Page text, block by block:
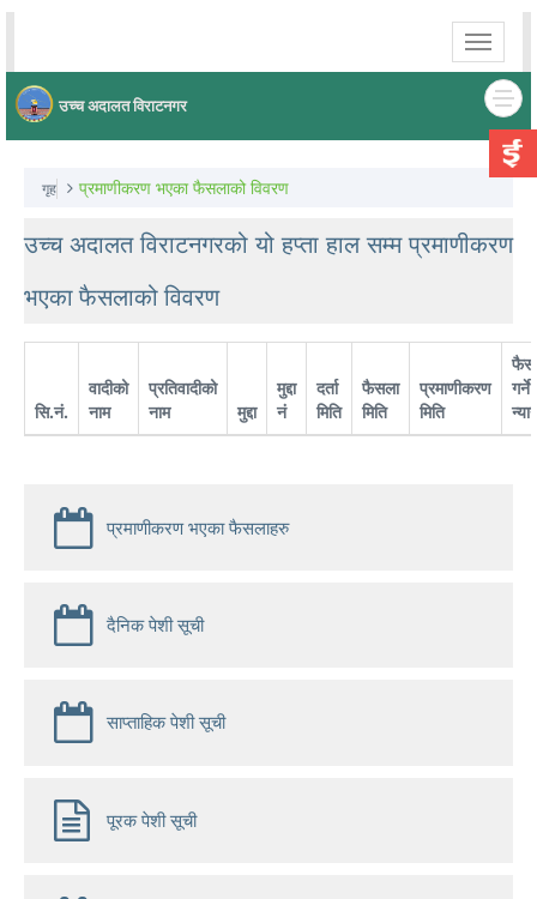
Toggle
उच्च अदालत विराटनगर
गृह प्रमाणीकरण भएका फैसलाको विवरण
उच्च अदालत विराटनगरको यो हप्ता हाल सम्म प्रमाणीकरण
भएका फैसलाको विवरण
सि.नं.
वादीको
नाम
प्रतिवादीको
नाम
मुद्दा
मुद्दा
नं
दर्ता
मिति
फैसला
मिति
प्रमाणीकरण
मिति
गर्ने
प्रमाणीकरण भएका फैसलाहरु
दैनिक पेशी सूची
साप्ताहिक पेशी सूची
पूरक पेशी सूची